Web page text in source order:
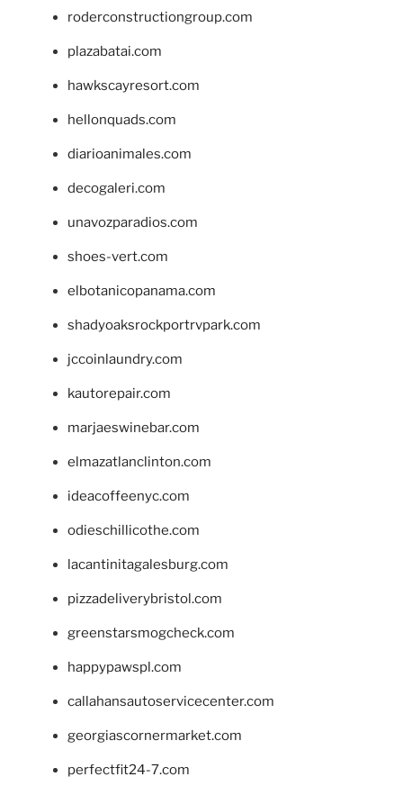
roderconstructiongroup.com
plazabatai.com
hawkscayresort.com
hellonquads.com
diarioanimales.com
decogaleri.com
unavozparadios.com
shoes-vert.com
elbotanicopanama.com
shadyoaksrockportrvpark.com
jccoinlaundry.com
kautorepair.com
marjaeswinebar.com
elmazatlanclinton.com
ideacoffeenyc.com
odieschillicothe.com
lacantinitagalesburg.com
pizzadeliverybristol.com
greenstarsmogcheck.com
happypawspl.com
callahansautoservicecenter.com
georgiascornermarket.com
perfectfit24-7.com